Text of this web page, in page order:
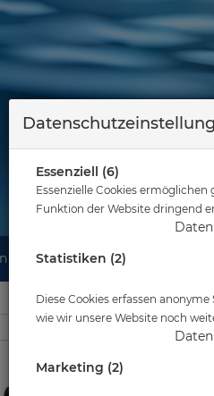
Wassersport
Sie sind hier
Sidekick
Essenziell (6)
Essenzielle Cookies
Funktion der Website dringend
Statistiken (2)
Diese Cookies erfassen
wie wir unsere Website noch
Marketing (2)